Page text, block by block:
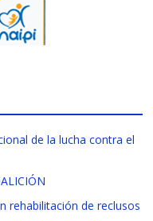
de la lucha contra el
rehabilitación de reclusos